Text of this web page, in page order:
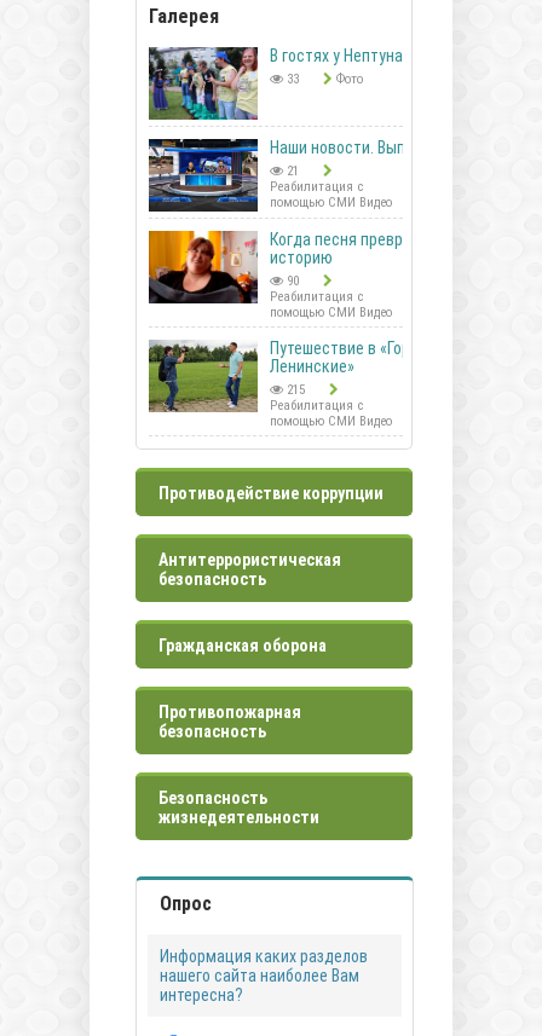
Галерея
В гостях у Нептуна
33 Фото
Наши новости. Выпуск 41
21
Реабилитация с
помощью СМИ Видео
Когда песня превращается в
историю
90
Реабилитация с
помощью СМИ Видео
Путешествие в «Горки
Ленинские»
215
Реабилитация с
помощью СМИ Видео
Противодействие коррупции
Антитеррористическая
безопасность
Гражданская оборона
Противопожарная
безопасность
Безопасность
жизнедеятельности
Опрос
Информация каких разделов
нашего сайта наиболее Вам
интересна?